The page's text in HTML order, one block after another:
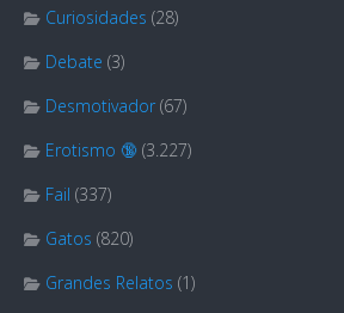
Curiosidades (28)
Debate (3)
Desmotivador (67)
Erotismo 🔞 (3.227)
Fail (337)
Gatos (820)
Grandes Relatos (1)